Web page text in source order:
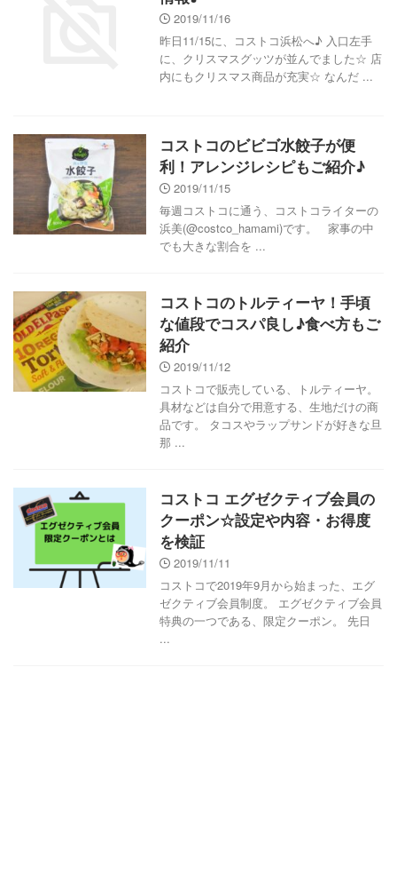
2019/11/16
昨日11/15に、コストコ浜松へ♪ 入口左手
に、クリスマスグッツが並んでました☆ 店
内にもクリスマス商品が充実☆ なんだ ...
コストコのビビゴ水餃子が便
利！アレンジレシピもご紹介♪
2019/11/15
毎週コストコに通う、コストコライターの
浜美(@costco_hamami)です。 家事の中
でも大きな割合を ...
コストコのトルティーヤ！手頃
な値段でコスパ良し♪食べ方もご
紹介
2019/11/12
コストコで販売している、トルティーヤ。
具材などは自分で用意する、生地だけの商
品です。 タコスやラップサンドが好きな旦
那 ...
コストコ エグゼクティブ会員の
クーポン☆設定や内容・お得度
を検証
2019/11/11
コストコで2019年9月から始まった、エグ
ゼクティブ会員制度。 エグゼクティブ会員
特典の一つである、限定クーポン。 先日
...